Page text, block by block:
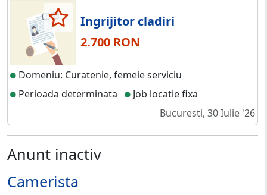
Ingrijitor cladiri
2.700 RON
Domeniu: Curatenie, femeie serviciu
Perioada determinata
Job locatie fixa
Bucuresti, 30 Iulie '26
Anunt inactiv
Camerista